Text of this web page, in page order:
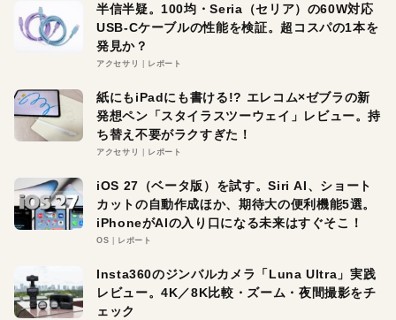
半信半疑。100均・Seria（セリア）の60W対応
USB-Cケーブルの性能を検証。超コスパの1本を
発見か？
アクセサリ レポート
紙にもiPadにも書ける!? エレコム×ゼブラの新
発想ペン「スタイラスツーウェイ」レビュー。持
ち替え不要がラクすぎた！
アクセサリ レポート
iOS 27（ベータ版）を試す。Siri AI、ショート
カットの自動作成ほか、期待大の便利機能5選。
iPhoneがAIの入り口になる未来はすぐそこ！
OS レポート
Insta360のジンバルカメラ「Luna Ultra」実践
レビュー。4K／8K比較・ズーム・夜間撮影をチ
ェック